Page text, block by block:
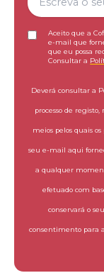
Aceito que a
e-mail que
que eu possa
Consultar a
Deverá consultar a
processo de registo,
meios pelos quais
seu e-mail aqui
a qualquer
efetuado com
conservará o
consentimento para